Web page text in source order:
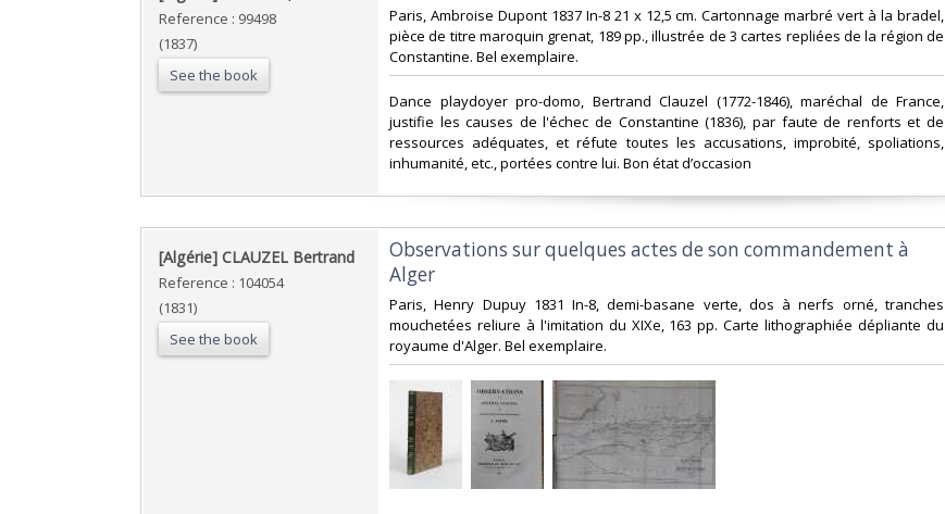
Reference : 99498
(1837)
See the book
‎Paris, Ambroise Dupont 1837 In-8 21 x 12,5 cm. Cartonnage marbré vert à la bradel,
pièce de titre maroquin grenat, 189 pp., illustrée de 3 cartes repliées de la région de
Constantine. Bel exemplaire.‎
‎Dance playdoyer pro-domo, Bertrand Clauzel (1772-1846), maréchal de France,
justifie les causes de l'échec de Constantine (1836), par faute de renforts et de
ressources adéquates, et réfute toutes les accusations, improbité, spoliations,
inhumanité, etc., portées contre lui. Bon état d’occasion ‎
‎[Algérie] CLAUZEL Bertrand‎
Reference : 104054
(1831)
See the book
‎Observations sur quelques actes de son commandement à
Alger‎
‎Paris, Henry Dupuy 1831 In-8, demi-basane verte, dos à nerfs orné, tranches
mouchetées reliure à l'imitation du XIXe, 163 pp. Carte lithographiée dépliante du
royaume d'Alger. Bel exemplaire.‎